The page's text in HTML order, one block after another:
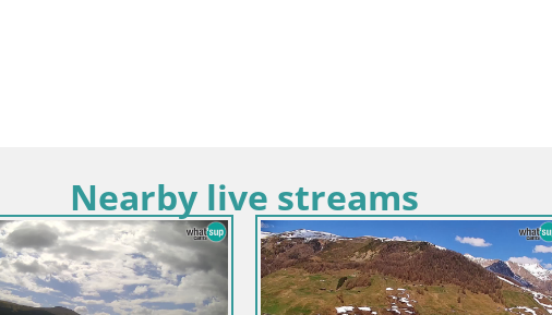
Nearby live streams
Italija / Lombardija / Albino
Albino – ulica Mazzini
Italija / Lombardija / Selvino
Selvino